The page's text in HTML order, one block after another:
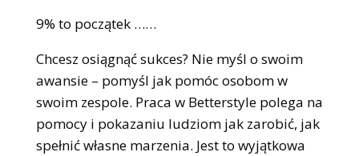
9% to początek ……
Chcesz osiągnąć sukces? Nie myśl o swoim
awansie – pomyśl jak pomóc osobom w
swoim zespole. Praca w Betterstyle polega na
pomocy i pokazaniu ludziom jak zarobić, jak
spełnić własne marzenia. Jest to wyjątkowa